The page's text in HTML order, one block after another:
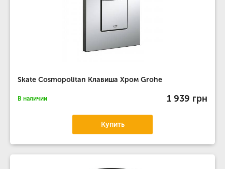
Skate Cosmopolitan Клавиша Хром Grohe
В наличии 1 939 грн
Купить